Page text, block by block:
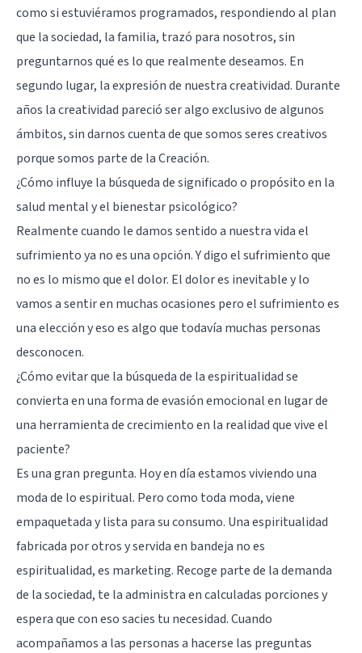
como si estuviéramos programados, respondiendo al plan
que la sociedad, la familia, trazó para nosotros, sin
preguntarnos qué es lo que realmente deseamos. En
segundo lugar, la expresión de nuestra creatividad. Durante
años la creatividad pareció ser algo exclusivo de algunos
ámbitos, sin darnos cuenta de que somos seres creativos
porque somos parte de la Creación.
¿Cómo influye la búsqueda de significado o propósito en la
salud mental y el bienestar psicológico?
Realmente cuando le damos sentido a nuestra vida el
sufrimiento ya no es una opción. Y digo el sufrimiento que
no es lo mismo que el dolor. El dolor es inevitable y lo
vamos a sentir en muchas ocasiones pero el sufrimiento es
una elección y eso es algo que todavía muchas personas
desconocen.
¿Cómo evitar que la búsqueda de la espiritualidad se
convierta en una forma de evasión emocional en lugar de
una herramienta de crecimiento en la realidad que vive el
paciente?
Es una gran pregunta. Hoy en día estamos viviendo una
moda de lo espiritual. Pero como toda moda, viene
empaquetada y lista para su consumo. Una espiritualidad
fabricada por otros y servida en bandeja no es
espiritualidad, es marketing. Recoge parte de la demanda
de la sociedad, te la administra en calculadas porciones y
espera que con eso sacies tu necesidad. Cuando
acompañamos a las personas a hacerse las preguntas